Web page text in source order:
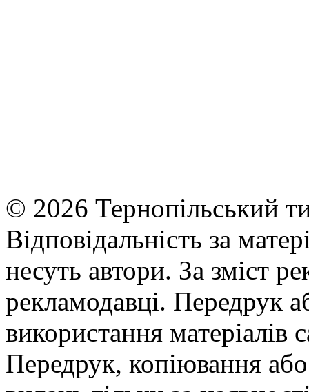
© 2026 Тернопільський
Відповідальність за
несуть автори. За зміст
рекламодавці. Передрук
використання матеріалів
Передрук, копіювання